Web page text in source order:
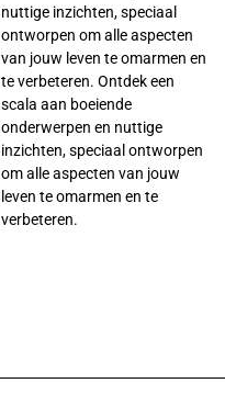
nuttige inzichten, speciaal
ontworpen om alle aspecten
van jouw leven te omarmen en
te verbeteren. Ontdek een
scala aan boeiende
onderwerpen en nuttige
inzichten, speciaal ontworpen
om alle aspecten van jouw
leven te omarmen en te
verbeteren.